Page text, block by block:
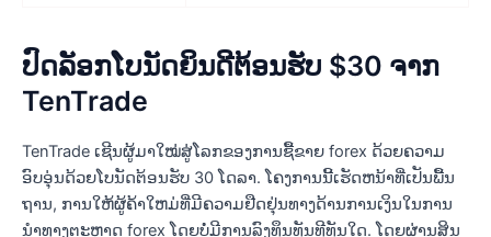
ປົດລັອກໂບນັດຍິນດີຕ້ອນຮັບ $30 ຈາກ
TenTrade
TenTrade ເຊີນຜູ້ມາໃໝ່ສູ່ໂລກຂອງການຊື້ຂາຍ forex ດ້ວຍຄວາມ
ອົບອຸ່ນດ້ວຍໂບນັດຕ້ອນຮັບ 30 ໂດລາ. ໂຄງ​ການ​ນີ້​ເຮັດ​ຫນ້າ​ທີ່​ເປັນ​ພື້ນ​
ຖານ​, ການ​ໃຫ້​ຜູ້​ຄ້າ​ໃຫມ່​ທີ່​ມີ​ຄວາມ​ຢືດ​ຢຸ່ນ​ທາງ​ດ້ານ​ການ​ເງິນ​ໃນ​ການ​
ນໍາ​ທາງ​ຕະ​ຫຼາດ forex ໂດຍ​ບໍ່​ມີ​ການ​ລົງ​ທຶນ​ທັນ​ທີ​ທັນ​ໃດ​. ໂດຍຜ່ານສິນ